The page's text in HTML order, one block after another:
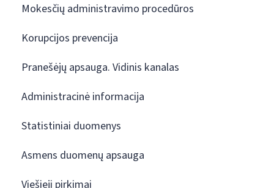
Mokesčių administravimo procedūros
Korupcijos prevencija
Pranešėjų apsauga. Vidinis kanalas
Administracinė informacija
Statistiniai duomenys
Asmens duomenų apsauga
Viešieji pirkimai